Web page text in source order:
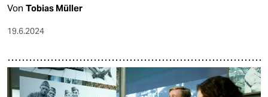
Von Tobias Müller
19.6.2024